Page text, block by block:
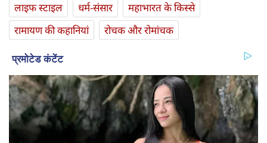
लाइफ स्‍टाइल
धर्म-संसार
महाभारत के किस्से
रामायण की कहानियां
रोचक और रोमांचक